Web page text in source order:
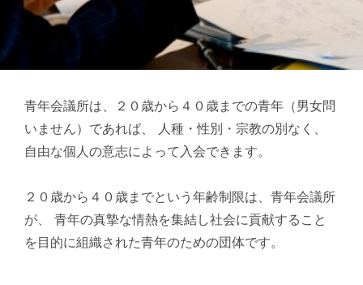
青年会議所は、２０歳から４０歳までの青年（男女問
いません）であれば、 人種・性別・宗教の別なく、
自由な個人の意志によって入会できます。
２０歳から４０歳までという年齢制限は、青年会議所
が、 青年の真摯な情熱を集結し社会に貢献すること
を目的に組織された青年のための団体です。